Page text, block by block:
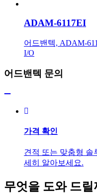
ADAM-6117EI
어드밴텍, ADAM-
I/O
어드밴텍 문의
가격 확인
견적 또는 맞춤형 솔
세히 알아보세요.
무엇을 도와 드릴